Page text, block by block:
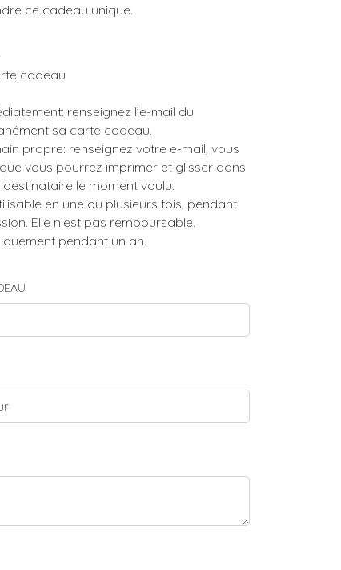
ce cadeau unique.
cadeau
renseignez l’e-mail du
sa carte cadeau.
propre: renseignez votre e-mail, vous
vous pourrez imprimer et glisser dans
le moment voulu.
en une ou plusieurs fois, pendant
Elle n’est pas remboursable.
pendant un an.